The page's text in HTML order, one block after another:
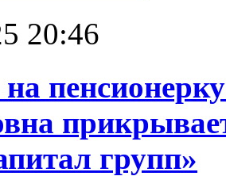
20:46
групп»